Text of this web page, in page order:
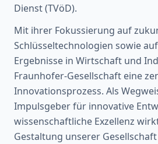
Dienst (TVöD).
Mit ihrer Fokussierung auf
Schlüsseltechnologien sowie
Ergebnisse in Wirtschaft und
Fraunhofer-Gesellschaft eine
Innovationsprozess. Als
Impulsgeber für innovative
wissenschaftliche Exzellenz
Gestaltung unserer